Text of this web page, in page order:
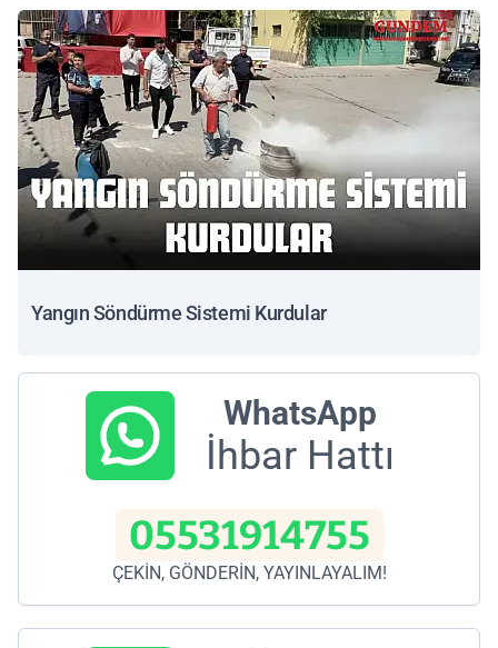
Yangın Söndürme Sistemi Kurdular
WhatsApp
İhbar Hattı
05531914755
ÇEKİN, GÖNDERİN, YAYINLAYALIM!